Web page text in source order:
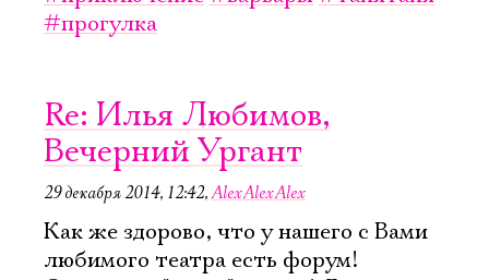
#прогулка
Re: Илья Любимов,
Вечерний Ургант
29 декабря 2014, 12:42,AlexAlexAlex
Как же здорово, что у нашего с Вами
любимого театра есть форум!